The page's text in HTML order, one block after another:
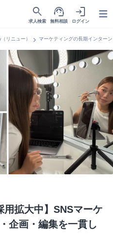
search
求人検索
support_agent
無料相談
login
ログイン
リニュー） chevron_right マーケティングの長期インター
用拡大中】SNSマーケ
企画・編集を一貫し